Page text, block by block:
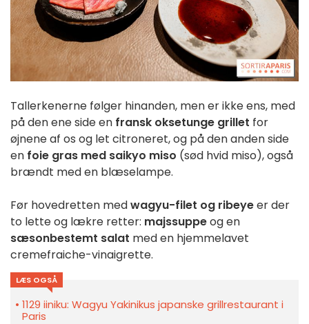
Tallerkenerne følger hinanden, men er ikke ens, med
på den ene side en fransk oksetunge grillet for
øjnene af os og let citroneret, og på den anden side
en foie gras med saikyo miso (sød hvid miso), også
brændt med en blæselampe.
Før hovedretten medwagyu-filet og ribeyeer der
to lette og lækre retter: majssuppeog en
sæsonbestemt salat med en hjemmelavet
cremefraiche-vinaigrette.
LÆS OGSÅ
1129 iiniku: Wagyu Yakinikus japanske grillrestaurant i
Paris